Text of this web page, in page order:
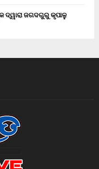
ଦ୍ୱାରା ଜଗଦଗୁରୁ କୃପାଳୁ